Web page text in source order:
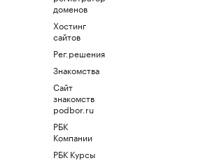
доменов
Хостинг
сайтов
Рег.решения
Знакомства
Сайт
знакомств
podbor.ru
РБК
Компании
РБК Курсы